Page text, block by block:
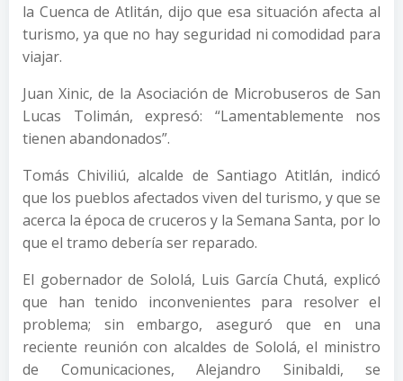
la Cuenca de Atlitán, dijo que esa situación afecta al
turismo, ya que no hay seguridad ni comodidad para
viajar.
Juan Xinic, de la Asociación de Microbuseros de San
Lucas Tolimán, expresó: “Lamentablemente nos
tienen abandonados”.
Tomás Chiviliú, alcalde de Santiago Atitlán, indicó
que los pueblos afectados viven del turismo, y que se
acerca la época de cruceros y la Semana Santa, por lo
que el tramo debería ser reparado.
El gobernador de Sololá, Luis García Chutá, explicó
que han tenido inconvenientes para resolver el
problema; sin embargo, aseguró que en una
reciente reunión con alcaldes de Sololá, el ministro
de Comunicaciones, Alejandro Sinibaldi, se